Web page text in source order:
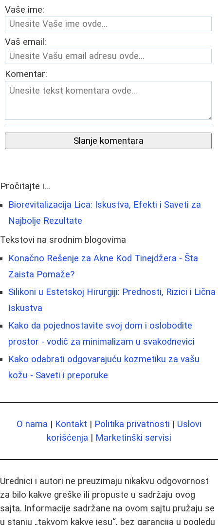
Vaše ime:
Vaš email:
Komentar:
Slanje komentara
Pročitajte i...
Biorevitalizacija Lica: Iskustva, Efekti i Saveti za
Najbolje Rezultate
Tekstovi na srodnim blogovima
Konačno Rešenje za Akne Kod Tinejdžera - Šta
Zaista Pomaže?
Silikoni u Estetskoj Hirurgiji: Prednosti, Rizici i Lična
Iskustva
Kako da pojednostavite svoj dom i oslobodite
prostor - vodič za minimalizam u svakodnevici
Kako odabrati odgovarajuću kozmetiku za vašu
kožu - Saveti i preporuke
O nama | Kontakt | Politika privatnosti | Uslovi
korišćenja | Marketinški servisi
Urednici i autori ne preuzimaju nikakvu odgovornost
za bilo kakve greške ili propuste u sadržaju ovog
sajta. Informacije sadržane na ovom sajtu pružaju se
u stanju „takvom kakve jesu“, bez garancija u pogledu